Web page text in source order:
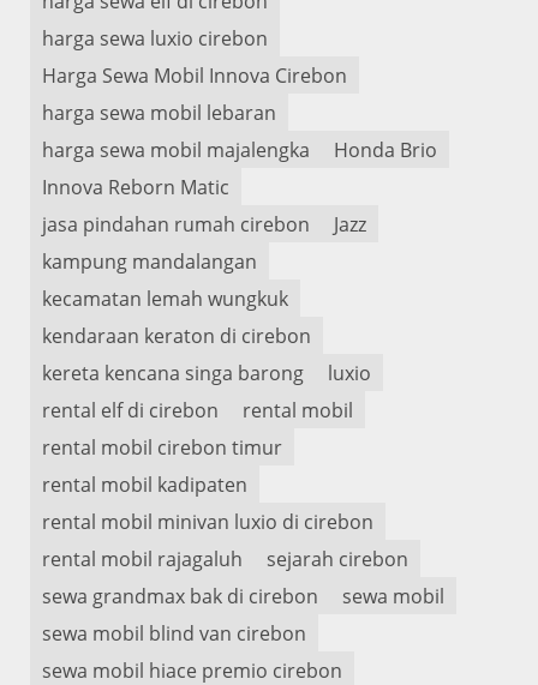
harga sewa luxio cirebon
Harga Sewa Mobil Innova Cirebon
harga sewa mobil lebaran
harga sewa mobil majalengka
Honda Brio
Innova Reborn Matic
jasa pindahan rumah cirebon
Jazz
kampung mandalangan
kecamatan lemah wungkuk
kendaraan keraton di cirebon
kereta kencana singa barong
luxio
rental elf di cirebon
rental mobil
rental mobil cirebon timur
rental mobil kadipaten
rental mobil minivan luxio di cirebon
rental mobil rajagaluh
sejarah cirebon
sewa grandmax bak di cirebon
sewa mobil
sewa mobil blind van cirebon
sewa mobil hiace premio cirebon